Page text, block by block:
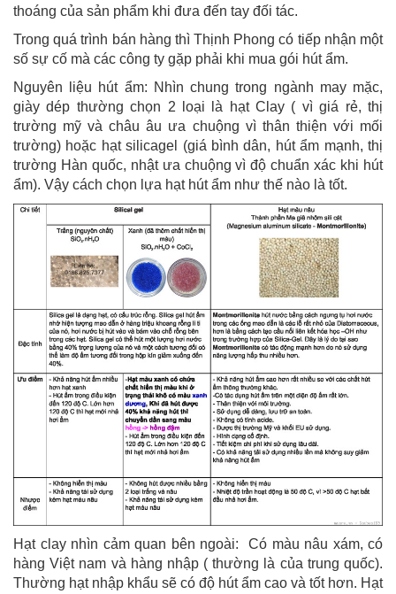
thoáng của sản phẩm khi đưa đến tay đối tác.
Trong quá trình bán hàng thì Thịnh Phong có tiếp nhận một
số sự cố mà các công ty gặp phải khi mua gói hút ẩm.
Nguyên liệu hút ẩm: Nhìn chung trong ngành may mặc,
giày dép thường chọn 2 loại là hạt Clay ( vì giá rẻ, thị
trường mỹ và châu âu ưa chuộng vì thân thiện với mối
trường) hoặc hạt silicagel (giá bình dân, hút ẩm mạnh, thị
trường Hàn quốc, nhật ưa chuộng vì độ chuẩn xác khi hút
ẩm). Vậy cách chọn lựa hạt hút ẩm như thế nào là tốt.
Hạt clay nhìn cảm quan bên ngoài: Có màu nâu xám, có
hàng Việt nam và hàng nhập ( thường là của trung quốc).
Thường hạt nhập khẩu sẽ có độ hút ẩm cao và tốt hơn. Hạt